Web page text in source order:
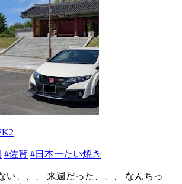
#佐賀 #日本一たい焼き
い、、、 来週だった、、、 なんちっ